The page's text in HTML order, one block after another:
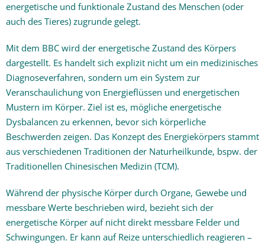
energetische und funktionale Zustand des Menschen (oder
auch des Tieres) zugrunde gelegt.
Mit dem BBC wird der energetische Zustand des Körpers
dargestellt. Es handelt sich explizit nicht um ein medizinisches
Diagnoseverfahren, sondern um ein System zur
Veranschaulichung von Energieflüssen und energetischen
Mustern im Körper. Ziel ist es, mögliche energetische
Dysbalancen zu erkennen, bevor sich körperliche
Beschwerden zeigen. Das Konzept des Energiekörpers stammt
aus verschiedenen Traditionen der Naturheilkunde, bspw. der
Traditionellen Chinesischen Medizin (TCM).
Während der physische Körper durch Organe, Gewebe und
messbare Werte beschrieben wird, bezieht sich der
energetische Körper auf nicht direkt messbare Felder und
Schwingungen. Er kann auf Reize unterschiedlich reagieren –